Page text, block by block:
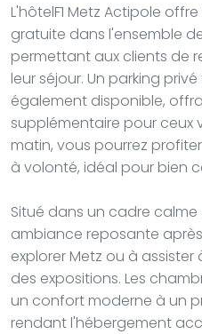
L'hôtelF1 Metz Actipole
gratuite dans l'ensemble
permettant aux clients de
leur séjour. Un parking
également disponible,
supplémentaire pour ceux
matin, vous pourrez
à volonté, idéal pour bien
Situé dans un cadre
ambiance reposante
explorer Metz ou à
des expositions. Les
un confort moderne à un
rendant l'hébergement